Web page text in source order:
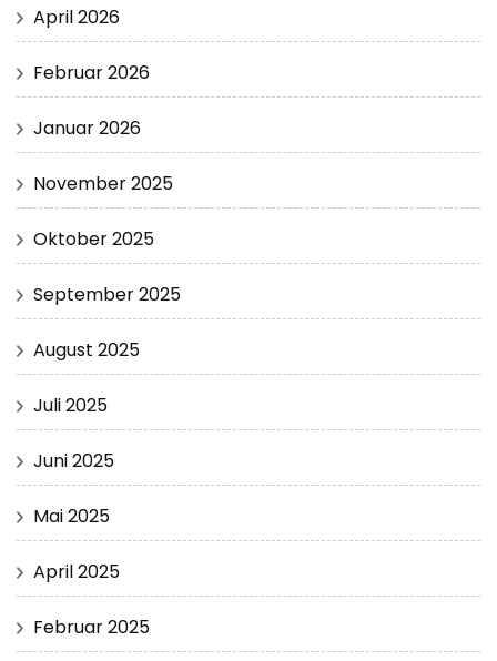
April 2026
Februar 2026
Januar 2026
November 2025
Oktober 2025
September 2025
August 2025
Juli 2025
Juni 2025
Mai 2025
April 2025
Februar 2025